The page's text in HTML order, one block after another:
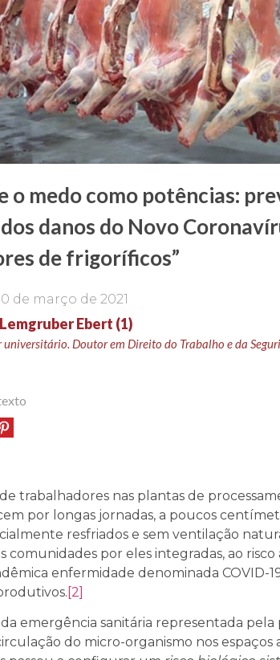
o medo como potências:
danos do Novo
de frigoríficos”
de março de 2021
Ebert (1)
universitário. Doutor em Direito do Trabalho e da
trabalhadores nas plantas de
por longas jornadas, a poucos
resfriados e sem ventilação
comunidades por eles integradas, ao
enfermidade denominada COVID-
[2]
emergência sanitária representada pela
do micro-organismo nos espaços
Tarso